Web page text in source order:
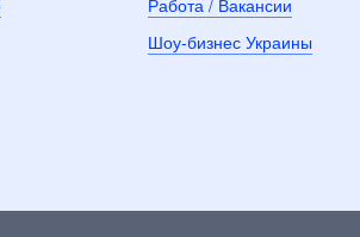
Работа / Вакансии
Шоу-бизнес Украины